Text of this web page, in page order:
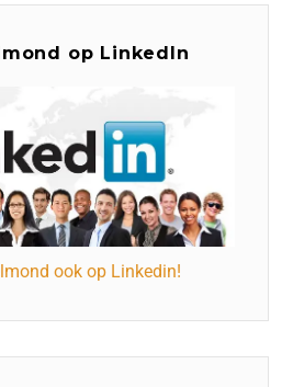
op LinkedIn
ook op Linkedin!